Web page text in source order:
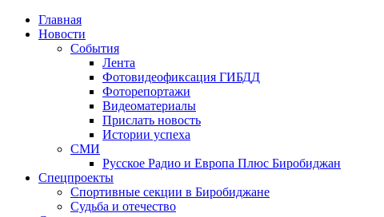
Главная
Новости
События
Лента
Фотовидеофиксация ГИБДД
Фоторепортажи
Видеоматериалы
Прислать новость
Истории успеха
СМИ
Русское Радио и Европа Плюс Биробиджан
Спецпроекты
Спортивные секции в Биробиджане
Судьба и отечество